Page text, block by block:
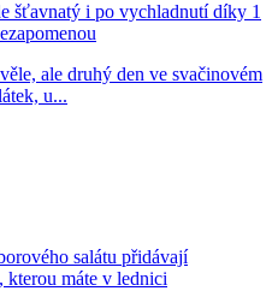
šťavnatý i po vychladnutí díky 1
ale druhý den ve svačinovém
u...
salátu přidávají
kterou máte v lednici